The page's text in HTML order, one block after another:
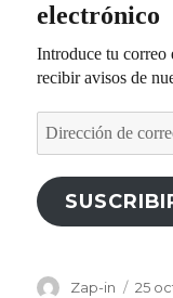
electrónico
Introduce tu correo
recibir avisos de
Dirección
electrónico
Autor
Zap-in 25